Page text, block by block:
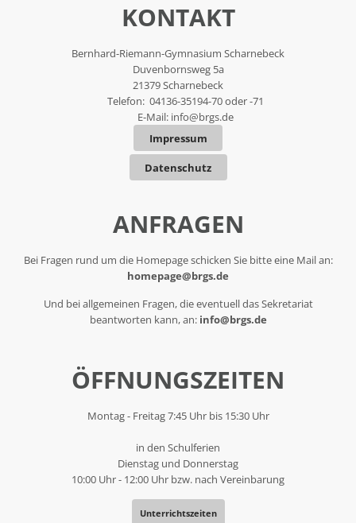
KONTAKT
Bernhard-Riemann-Gymnasium Scharnebeck
Duvenbornsweg 5a
21379 Scharnebeck
Telefon: 04136-35194-70 oder -71
E-Mail: info@brgs.de
Impressum
Datenschutz
ANFRAGEN
Bei Fragen rund um die Homepage schicken Sie bitte eine Mail an:
homepage@brgs.de
Und bei allgemeinen Fragen, die eventuell das Sekretariat
beantworten kann, an: info@brgs.de
ÖFFNUNGSZEITEN
Montag - Freitag 7:45 Uhr bis 15:30 Uhr
in den Schulferien
Dienstag und Donnerstag
10:00 Uhr - 12:00 Uhr bzw. nach Vereinbarung
Unterrichtszeiten